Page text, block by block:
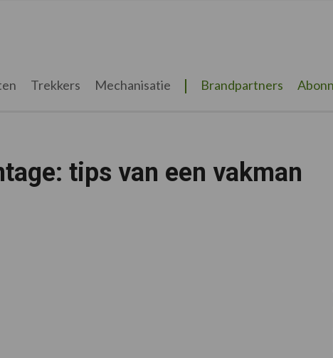
Trekkers Mechanisatie Brandpartners
tips van een vakman